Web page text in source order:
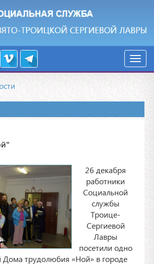
26 декабря
работники
Социальной
службы
Троице-
Сергиевой
Лавры
посетили одно
Дома трудолюбия «Ной» в городе